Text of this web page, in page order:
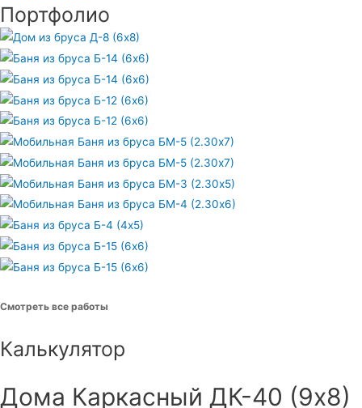
Портфолио
Смотреть все работы
Калькулятор
Дома Каркасный ДК-40 (9х8)